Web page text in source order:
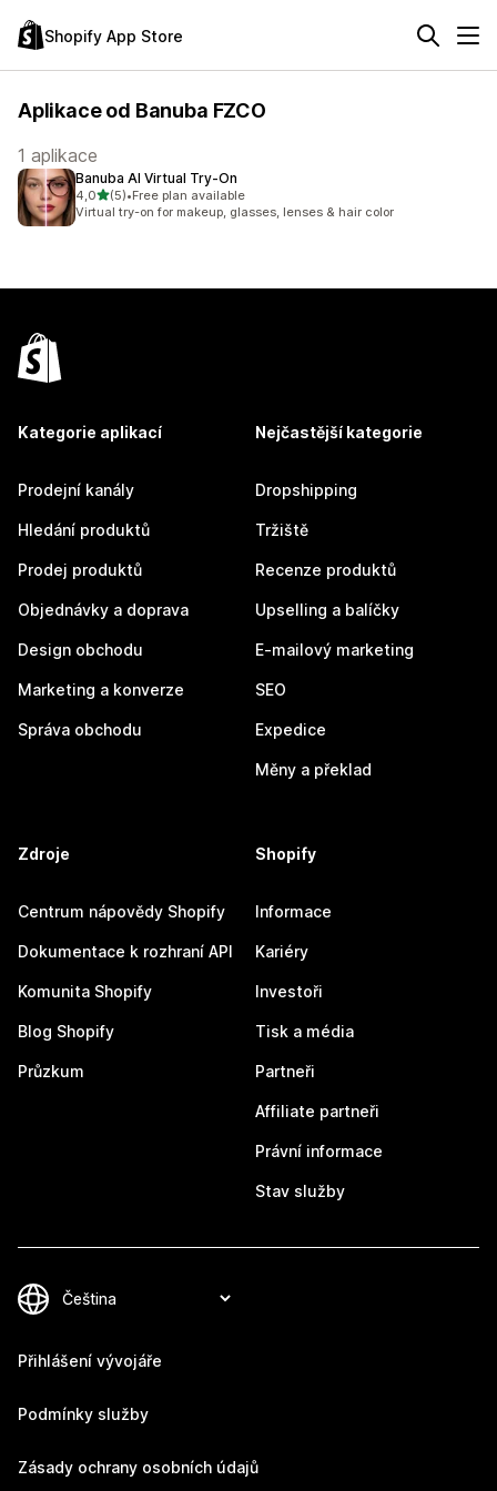
Shopify App Store
Aplikace od Banuba FZCO
1 aplikace
Banuba AI Virtual Try‑On
4,0z 5 hvězd
(5)
Celkový počet recenzí: 5
•Free plan available
Virtual try-on for makeup, glasses, lenses & hair color
Kategorie aplikací
Prodejní kanály
Hledání produktů
Prodej produktů
Objednávky a doprava
Design obchodu
Marketing a konverze
Správa obchodu
Nejčastější kategorie
Dropshipping
Tržiště
Recenze produktů
Upselling a balíčky
E-mailový marketing
SEO
Expedice
Měny a překlad
Zdroje
Centrum nápovědy Shopify
Dokumentace k rozhraní API
Komunita Shopify
Blog Shopify
Průzkum
Shopify
Informace
Kariéry
Investoři
Tisk a média
Partneři
Affiliate partneři
Právní informace
Stav služby
Přihlášení vývojáře
Podmínky služby
Zásady ochrany osobních údajů